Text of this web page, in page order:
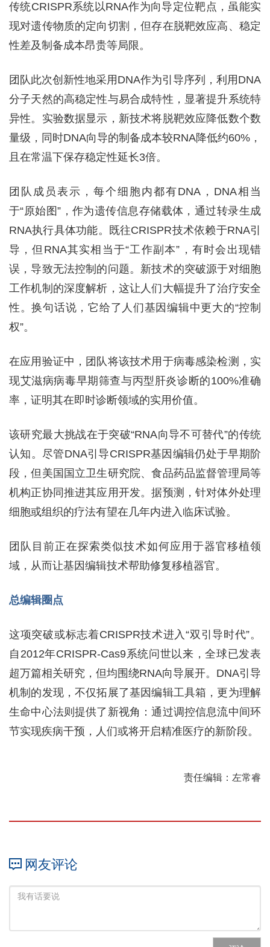
传统CRISPR系统以RNA作为向导定位靶点，虽能实
现对遗传物质的定向切割，但存在脱靶效应高、稳定
性差及制备成本昂贵等局限。
团队此次创新性地采用DNA作为引导序列，利用DNA
分子天然的高稳定性与易合成特性，显著提升系统特
异性。实验数据显示，新技术将脱靶效应降低数个数
量级，同时DNA向导的制备成本较RNA降低约60%，
且在常温下保存稳定性延长3倍。
团队成员表示，每个细胞内都有DNA，DNA相当
于“原始图”，作为遗传信息存储载体，通过转录生成
RNA执行具体功能。既往CRISPR技术依赖于RNA引
导，但RNA其实相当于“工作副本”，有时会出现错
误，导致无法控制的问题。新技术的突破源于对细胞
工作机制的深度解析，这让人们大幅提升了治疗安全
性。换句话说，它给了人们基因编辑中更大的“控制
权”。
在应用验证中，团队将该技术用于病毒感染检测，实
现艾滋病病毒早期筛查与丙型肝炎诊断的100%准确
率，证明其在即时诊断领域的实用价值。
该研究最大挑战在于突破“RNA向导不可替代”的传统
认知。尽管DNA引导CRISPR基因编辑仍处于早期阶
段，但美国国立卫生研究院、食品药品监督管理局等
机构正协同推进其应用开发。据预测，针对体外处理
细胞或组织的疗法有望在几年内进入临床试验。
团队目前正在探索类似技术如何应用于器官移植领
域，从而让基因编辑技术帮助修复移植器官。
总编辑圈点
这项突破或标志着CRISPR技术进入“双引导时代”。
自2012年CRISPR-Cas9系统问世以来，全球已发表
超万篇相关研究，但均围绕RNA向导展开。DNA引导
机制的发现，不仅拓展了基因编辑工具箱，更为理解
生命中心法则提供了新视角：通过调控信息流中间环
节实现疾病干预，人们或将开启精准医疗的新阶段。
责任编辑：左常睿
网友评论